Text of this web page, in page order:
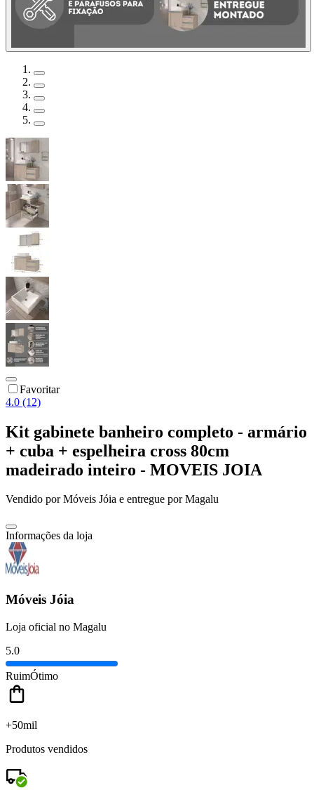
Favoritar
4.0 (12)
Kit gabinete banheiro completo - armário
+ cuba + espelheira cross 80cm
madeirado inteiro - MOVEIS JOIA
Vendido porMóveis Jóia e entregue por Magalu
Informações da loja
Móveis Jóia
Loja oficial no Magalu
5.0
RuimÓtimo
+50mil
Produtos vendidos